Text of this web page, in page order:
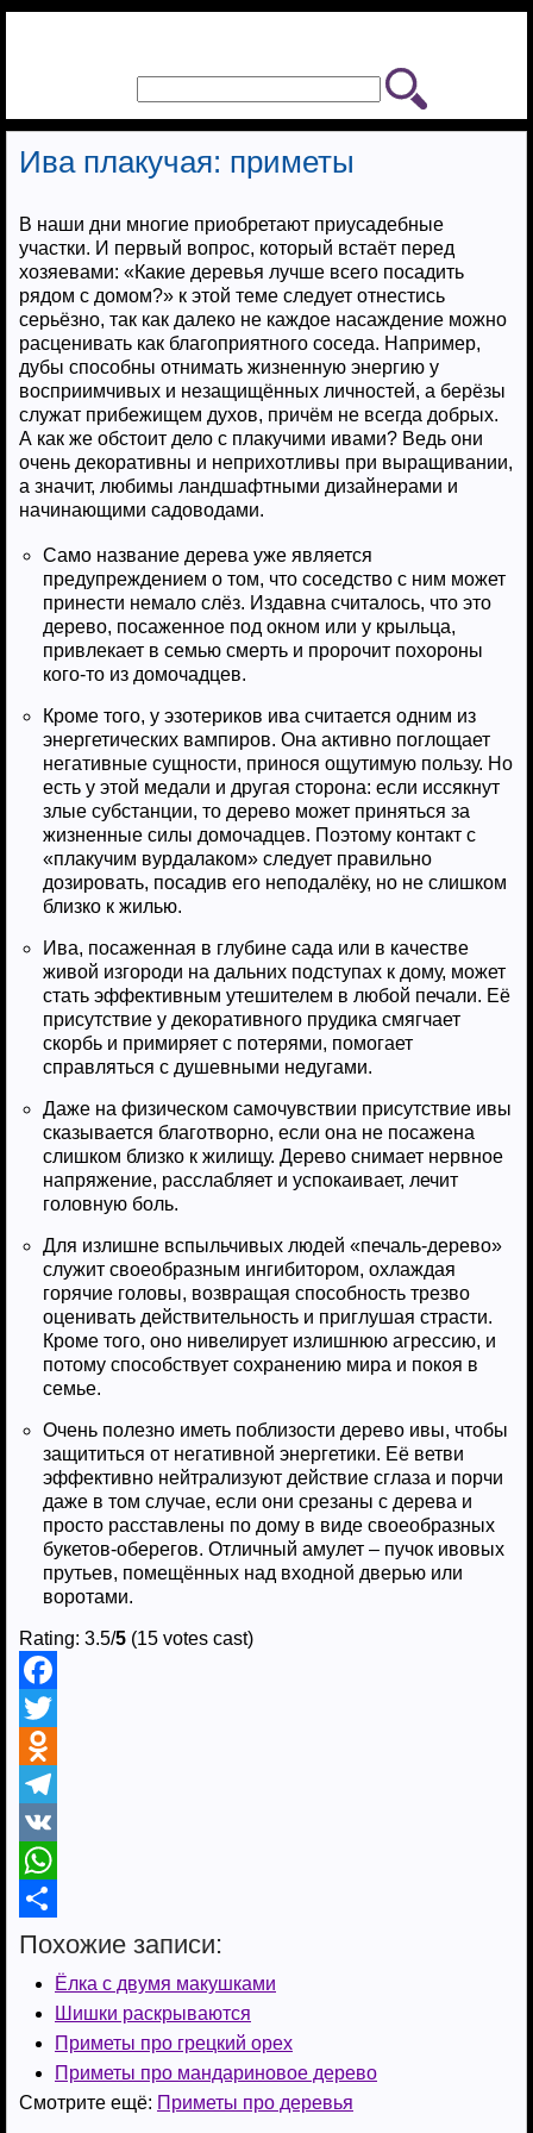
Ива плакучая: приметы
В наши дни многие приобретают приусадебные
участки. И первый вопрос, который встаёт перед
хозяевами: «Какие деревья лучше всего посадить
рядом с домом?» к этой теме следует отнестись
серьёзно, так как далеко не каждое насаждение можно
расценивать как благоприятного соседа. Например,
дубы способны отнимать жизненную энергию у
восприимчивых и незащищённых личностей, а берёзы
служат прибежищем духов, причём не всегда добрых.
А как же обстоит дело с плакучими ивами? Ведь они
очень декоративны и неприхотливы при выращивании,
а значит, любимы ландшафтными дизайнерами и
начинающими садоводами.
Само название дерева уже является
предупреждением о том, что соседство с ним может
принести немало слёз. Издавна считалось, что это
дерево, посаженное под окном или у крыльца,
привлекает в семью смерть и пророчит похороны
кого-то из домочадцев.
Кроме того, у эзотериков ива считается одним из
энергетических вампиров. Она активно поглощает
негативные сущности, принося ощутимую пользу. Но
есть у этой медали и другая сторона: если иссякнут
злые субстанции, то дерево может приняться за
жизненные силы домочадцев. Поэтому контакт с
«плакучим вурдалаком» следует правильно
дозировать, посадив его неподалёку, но не слишком
близко к жилью.
Ива, посаженная в глубине сада или в качестве
живой изгороди на дальних подступах к дому, может
стать эффективным утешителем в любой печали. Её
присутствие у декоративного прудика смягчает
скорбь и примиряет с потерями, помогает
справляться с душевными недугами.
Даже на физическом самочувствии присутствие ивы
сказывается благотворно, если она не посажена
слишком близко к жилищу. Дерево снимает нервное
напряжение, расслабляет и успокаивает, лечит
головную боль.
Для излишне вспыльчивых людей «печаль-дерево»
служит своеобразным ингибитором, охлаждая
горячие головы, возвращая способность трезво
оценивать действительность и приглушая страсти.
Кроме того, оно нивелирует излишнюю агрессию, и
потому способствует сохранению мира и покоя в
семье.
Очень полезно иметь поблизости дерево ивы, чтобы
защититься от негативной энергетики. Её ветви
эффективно нейтрализуют действие сглаза и порчи
даже в том случае, если они срезаны с дерева и
просто расставлены по дому в виде своеобразных
букетов-оберегов. Отличный амулет – пучок ивовых
прутьев, помещённых над входной дверью или
воротами.
Rating: 3.5/5 (15 votes cast)
F
a
c
e
b
o
o
T
w
e
O
d
n
o
k
T
e
e
V
K
W
h
О
Похожие записи:
Ёлка с двумя макушками
Шишки раскрываются
Приметы про грецкий орех
Приметы про мандариновое дерево
Смотрите ещё: Приметы про деревья